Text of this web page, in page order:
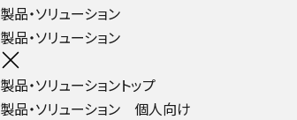
製品・ソリューション
製品・ソリューション
製品・ソリューショントップ
製品・ソリューション 個人向け